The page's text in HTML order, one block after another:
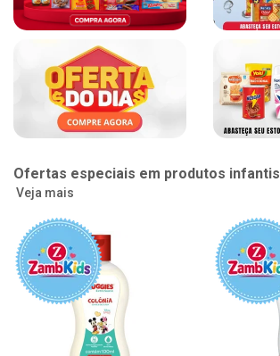
Ofertas especiais em produtos infantis
Veja mais